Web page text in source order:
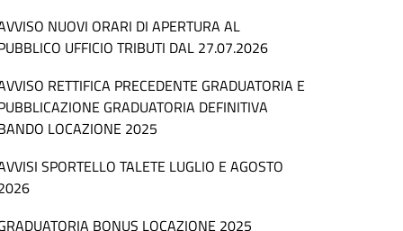
NUOVI ORARI DI APERTURA AL
UFFICIO TRIBUTI DAL 27.07.2026
RETTIFICA PRECEDENTE GRADUATORIA E
GRADUATORIA DEFINITIVA
LOCAZIONE 2025
SPORTELLO TALETE LUGLIO E AGOSTO
BONUS LOCAZIONE 2025